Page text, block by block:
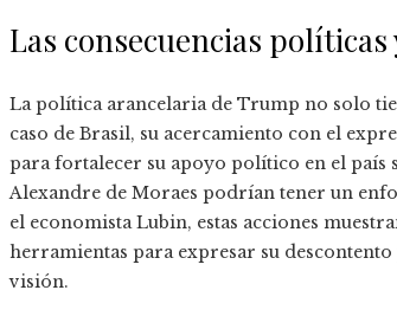
Las consecuencias políticas
La política arancelaria de Trump no solo
caso de Brasil, su acercamiento con el
para fortalecer su apoyo político en el país
Alexandre de Moraes podrían tener un
el economista Lubin, estas acciones
herramientas para expresar su
visión.